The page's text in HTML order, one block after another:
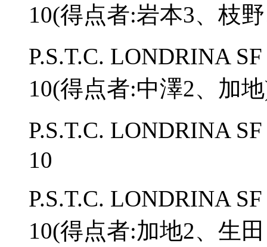
10(得点者:岩本3、枝
P.S.T.C. LONDRINA
10(得点者:中澤2、加
P.S.T.C. LONDRINA
10
P.S.T.C. LONDRINA
10(得点者:加地2、生